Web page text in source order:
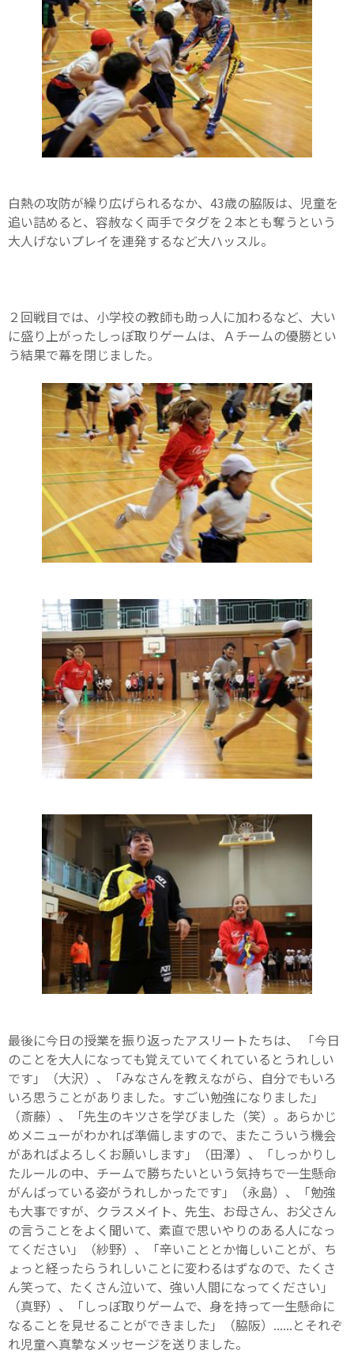
白熱の攻防が繰り広げられるなか、43歳の脇阪は、児童を
追い詰めると、容赦なく両手でタグを２本とも奪うという
大人げないプレイを連発するなど大ハッスル。
２回戦目では、小学校の教師も助っ人に加わるなど、大い
に盛り上がったしっぽ取りゲームは、Ａチームの優勝とい
う結果で幕を閉じました。
最後に今日の授業を振り返ったアスリートたちは、 「今日
のことを大人になっても覚えていてくれているとうれしい
です」（大沢）、「みなさんを教えながら、自分でもいろ
いろ思うことがありました。すごい勉強になりました」
（斎藤）、「先生のキツさを学びました（笑）。あらかじ
めメニューがわかれば準備しますので、またこういう機会
があればよろしくお願いします」（田澤）、「しっかりし
たルールの中、チームで勝ちたいという気持ちで一生懸命
がんばっている姿がうれしかったです」（永島）、「勉強
も大事ですが、クラスメイト、先生、お母さん、お父さん
の言うことをよく聞いて、素直で思いやりのある人になっ
てください」（紗野）、「辛いこととか悔しいことが、ち
ょっと経ったらうれしいことに変わるはずなので、たくさ
ん笑って、たくさん泣いて、強い人間になってください」
（真野）、「しっぽ取りゲームで、身を持って一生懸命に
なることを見せることができました」（脇阪）......とそれぞ
れ児童へ真摯なメッセージを送りました。